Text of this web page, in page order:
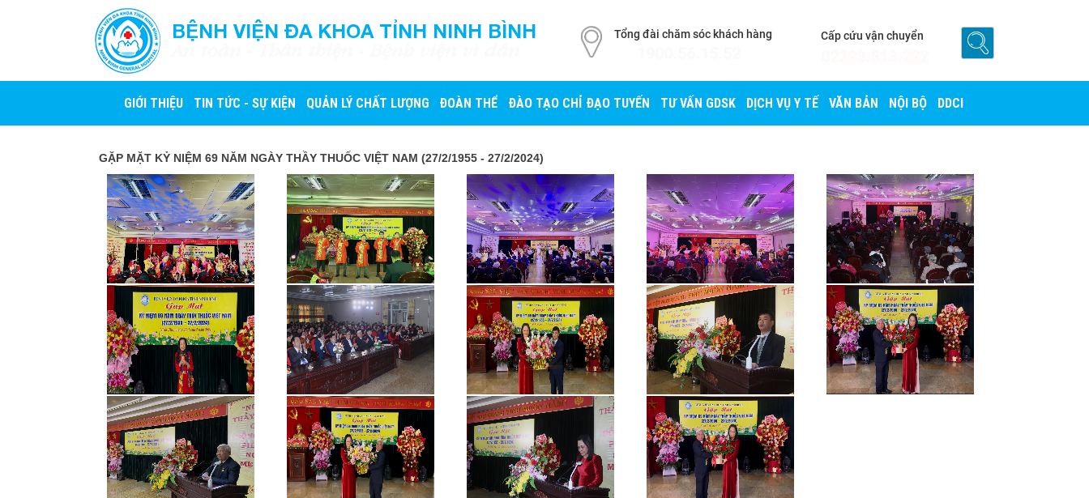
BỆNH VIỆN ĐA KHOA TỈNH NINH BÌNH Tổng đài chăm sóc khách hàng Cấp cứu vận chuyển
GIỚI THIỆU TIN TỨC - SỰ KIỆN QUẢN LÝ CHẤT LƯỢNG ĐOÀN THỂ ĐÀO TẠO CHỈ ĐẠO TUYẾN TƯ VẤN GDSK DỊCH VỤ Y TẾ VĂN BẢN NỘI BỘ DDCI
GẶP MẶT KỶ NIỆM 69 NĂM NGÀY THẦY THUỐC VIỆT NAM (27/2/1955 - 27/2/2024)